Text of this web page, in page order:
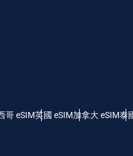
哥 eSIM英國 eSIM加拿大 eSIM泰